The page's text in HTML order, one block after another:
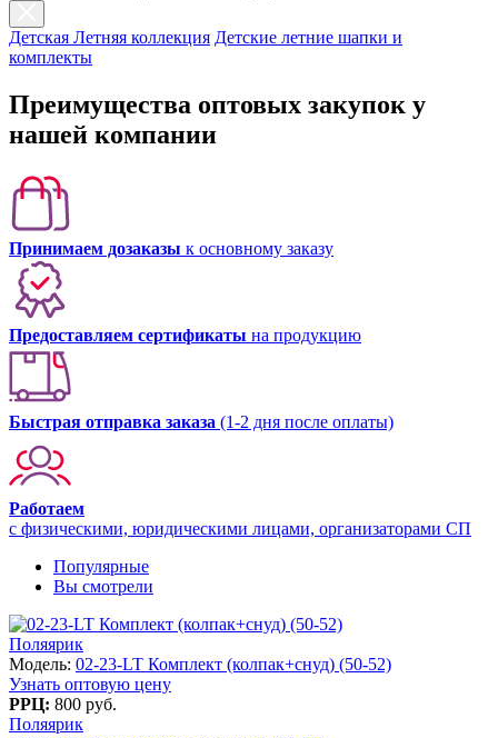
Детская Летняя коллекция Детские летние шапки и
комплекты
Преимущества оптовых закупок у
нашей компании
Принимаем дозаказы к основному заказу
Предоставляем сертификаты на продукцию
Быстрая отправка заказа (1-2 дня после оплаты)
Работаем
с физическими, юридическими лицами, организаторами СП
Популярные
Вы смотрели
Поляярик
Модель: 02-23-LT Комплект (колпак+снуд) (50-52)
Узнать оптовую цену
РРЦ: 800 руб.
Поляярик